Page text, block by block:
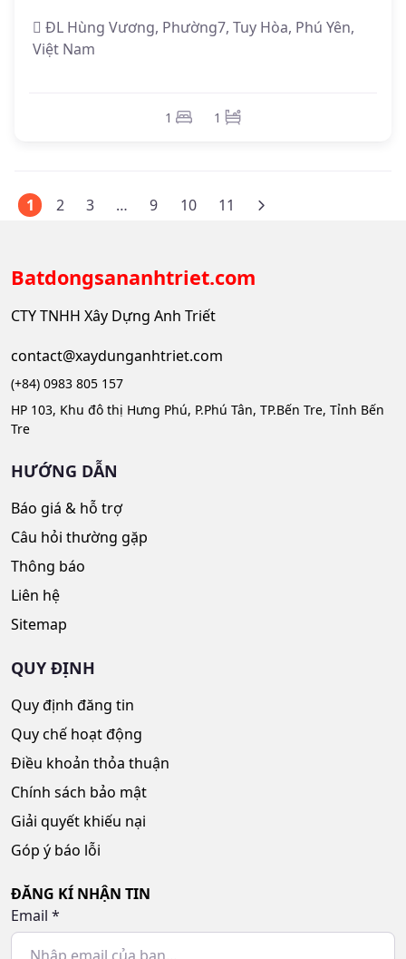
ĐL Hùng Vương, Phường7, Tuy Hòa, Phú Yên,
Việt Nam
1 1
1 2 3 … 9 10 11
Batdongsananhtriet.com
CTY TNHH Xây Dựng Anh Triết
contact@xaydunganhtriet.com
(+84) 0983 805 157
HP 103, Khu đô thị Hưng Phú, P.Phú Tân, TP.Bến Tre, Tỉnh Bến
Tre
HƯỚNG DẪN
Báo giá & hỗ trợ
Câu hỏi thường gặp
Thông báo
Liên hệ
Sitemap
QUY ĐỊNH
Quy định đăng tin
Quy chế hoạt động
Điều khoản thỏa thuận
Chính sách bảo mật
Giải quyết khiếu nại
Góp ý báo lỗi
ĐĂNG KÍ NHẬN TIN
Email *